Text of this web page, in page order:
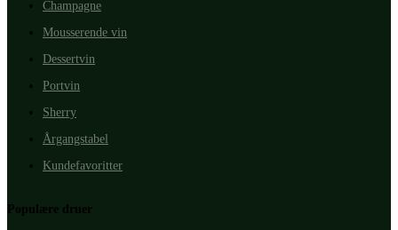
Champagne
Mousserende vin
Dessertvin
Portvin
Sherry
Årgangstabel
Kundefavoritter
Populære druer